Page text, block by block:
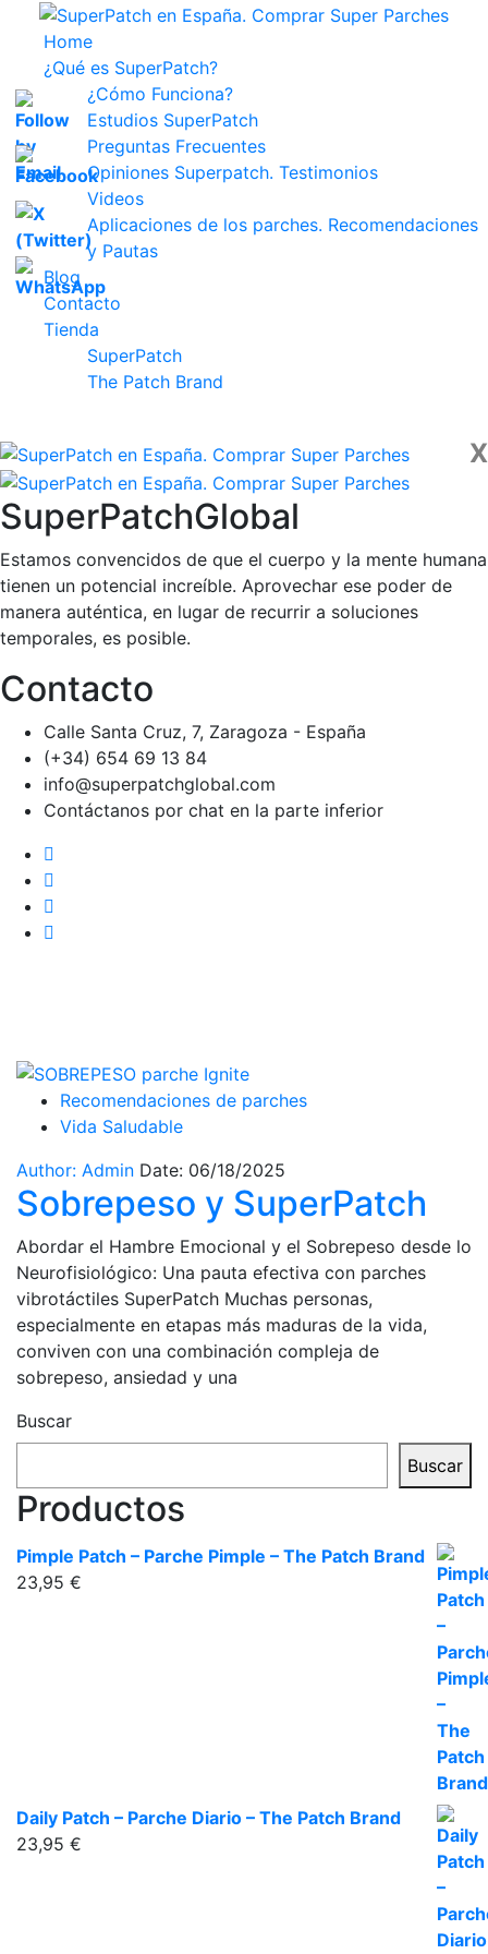
Home
¿Qué es SuperPatch?
¿Cómo Funciona?
Estudios SuperPatch
Preguntas Frecuentes
Opiniones Superpatch. Testimonios
Videos
Aplicaciones de los parches. Recomendaciones
y Pautas
Blog
Contacto
Tienda
SuperPatch
The Patch Brand
X
SuperPatchGlobal
Estamos convencidos de que el cuerpo y la mente humana
tienen un potencial increíble. Aprovechar ese poder de
manera auténtica, en lugar de recurrir a soluciones
temporales, es posible.
Contacto
Calle Santa Cruz, 7, Zaragoza - España
(+34) 654 69 13 84
info@superpatchglobal.com
Contáctanos por chat en la parte inferior
Recomendaciones de parches
Vida Saludable
Author: Admin Date: 06/18/2025
Sobrepeso y SuperPatch
Abordar el Hambre Emocional y el Sobrepeso desde lo
Neurofisiológico: Una pauta efectiva con parches
vibrotáctiles SuperPatch Muchas personas,
especialmente en etapas más maduras de la vida,
conviven con una combinación compleja de
sobrepeso, ansiedad y una
Buscar
Buscar
Productos
Pimple Patch – Parche Pimple – The Patch Brand
23,95 €
Daily Patch – Parche Diario – The Patch Brand
23,95 €